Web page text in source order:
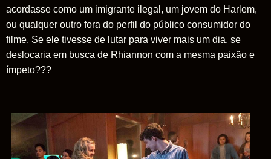
acordasse como um imigrante ilegal, um jovem do Harlem,
ou qualquer outro fora do perfil do público consumidor do
filme. Se ele tivesse de lutar para viver mais um dia, se
deslocaria em busca de Rhiannon com a mesma paixão e
ímpeto???